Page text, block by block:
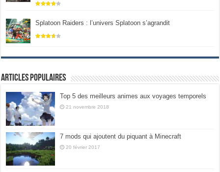
Splatoon Raiders : l’univers Splatoon s’agrandit
Articles populaires
Top 5 des meilleurs animes aux voyages temporels
21 novembre 2018
7 mods qui ajoutent du piquant à Minecraft
20 février 2017